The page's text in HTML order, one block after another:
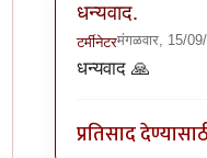
धन्यवाद.
टर्मीनेटरमंगळवार, 15/
In reply to
धन्यवाद 🙏
प्रतिसाद